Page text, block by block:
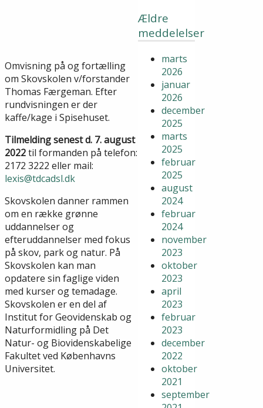
Ældre
meddelelser
marts
2026
januar
2026
december
2025
marts
2025
februar
2025
august
2024
februar
2024
november
2023
oktober
2023
april
2023
februar
2023
december
2022
oktober
2021
september
Omvisning på og fortælling
om Skovskolen v/forstander
Thomas Færgeman. Efter
rundvisningen er der
kaffe/kage i Spisehuset.
Tilmelding senest d. 7. august
2022til formanden på telefon:
2172 3222 eller mail:
lexis@tdcadsl.dk
Skovskolen danner rammen
om en række grønne
uddannelser og
efteruddannelser med fokus
på skov, park og natur. På
Skovskolen kan man
opdatere sin faglige viden
med kurser og temadage.
Skovskolen er en del af
Institut for Geovidenskab og
Naturformidling på Det
Natur- og Biovidenskabelige
Fakultet ved Københavns
Universitet.